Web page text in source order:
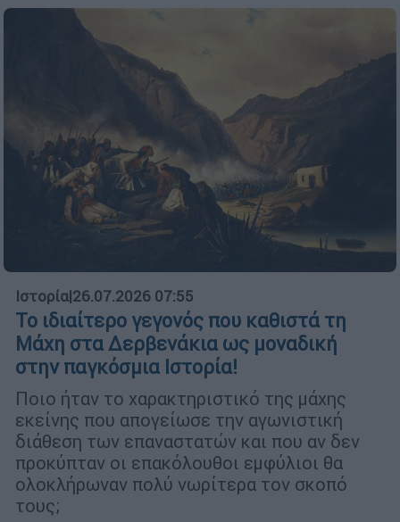
Ιστορία|26.07.2026 07:55
Το ιδιαίτερο γεγονός που καθιστά τη
Μάχη στα Δερβενάκια ως μοναδική
στην παγκόσμια Ιστορία!
Ποιο ήταν το χαρακτηριστικό της μάχης
εκείνης που απογείωσε την αγωνιστική
διάθεση των επαναστατών και που αν δεν
προκύπταν οι επακόλουθοι εμφύλιοι θα
ολοκλήρωναν πολύ νωρίτερα τον σκοπό
τους;